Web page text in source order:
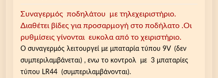
Συναγερμός ποδηλάτου με τηλεχειριστήριο.
Διαθέτει βίδες για προσαρμογή στο ποδήλατο .Οι
ρυθμίσεις γίνονται ευκολα από το χειριστήριο.
Ο συναγερμός λειτουργεί με μπαταρία τύπου 9V (δεν
συμπεριλαμβάνεται) , ενω το κοντρολ με 3 μπαταρίες
τύπου LR44 (συμπεριλαμβάνονται).